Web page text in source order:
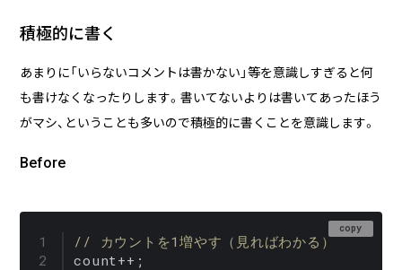
積極的に書く
あまりに「いらないコメントは書かない」等を意識しすぎると何
も書けなくなったりします。書いてないよりは書いてあったほう
がマシ、ということも多いので積極的に書くことを意識します。
Before
copy
// カウントを1増やす（見ればわかる）
count++;